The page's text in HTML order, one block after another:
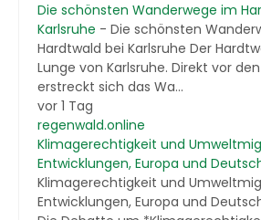
Die schönsten Wanderwege im
Karlsruhe - Die schönsten
Hardtwald bei Karlsruhe Der
Lunge von Karlsruhe. Direkt vor
erstreckt sich das Wa...
vor 1 Tag
regenwald.online
Klimagerechtigkeit und
Entwicklungen, Europa und
Klimagerechtigkeit und
Entwicklungen, Europa und